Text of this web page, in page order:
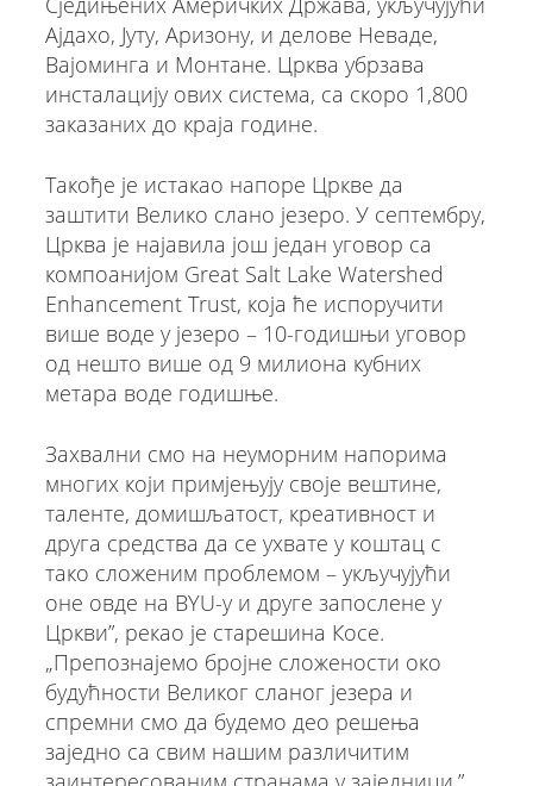
Ајдахо, Јуту, Аризону, и делове Неваде,
Вајоминга и Монтане. Црква убрзава
инсталацију ових система, са скоро 1,800
заказаних до краја године.
Такође је истакао напоре Цркве да
заштити Велико слано језеро. У септембру,
Црква је најавила још један уговор са
компоанијом Great Salt Lake Watershed
Enhancement Trust, која ће испоручити
више воде у језеро – 10-годишњи уговор
од нешто више од 9 милиона кубних
метара воде годишње.
Захвални смо на неуморним напорима
многих који примјењују своје вештине,
таленте, домишљатост, креативност и
друга средства да се ухвате у коштац с
тако сложеним проблемом – укључујући
оне овде на BYU-у и друге запослене у
Цркви”, рекао је старешина Косе.
„Препознајемо бројне сложености око
будућности Великог сланог језера и
спремни смо да будемо део решења
заједно са свим нашим различитим